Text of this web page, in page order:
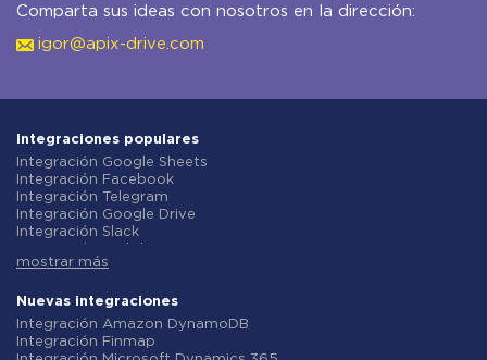
Comparta sus ideas con nosotros en la dirección:
igor@apix-drive.com
Integraciones populares
Integración Google Sheets
Integración Facebook
Integración Telegram
Integración Google Drive
Integración Slack
Integración Gmail
Integración ClickUp
Integración Airtable
Integración Google Contacts
Integración OpenAI (ChatGPT)
mostrar más
Nuevas integraciones
Integración Amazon DynamoDB
Integración Finmap